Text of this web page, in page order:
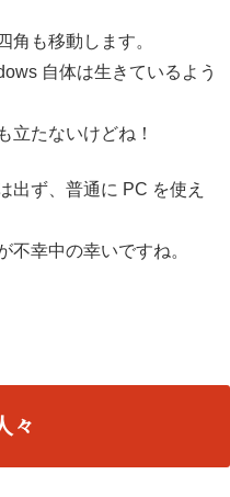
角も移動します。
自体は生きているよう
立たないけどね！
出ず、普通に PC を使え
不幸中の幸いですね。
々